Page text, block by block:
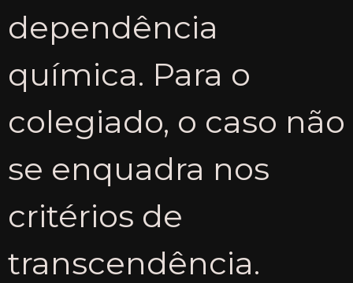
dependência
química. Para o
colegiado, o caso não
se enquadra nos
critérios de
transcendência.